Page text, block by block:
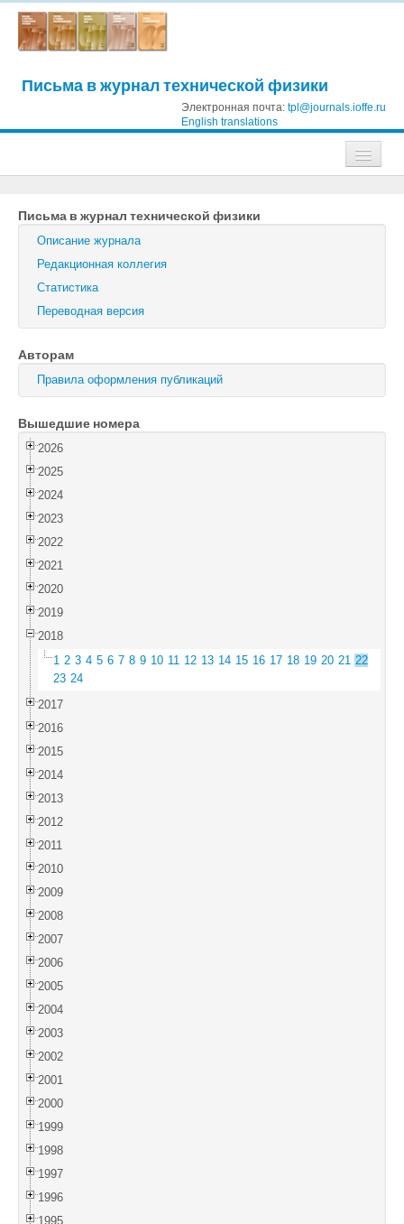
Письма в журнал технической физики
Электронная почта: tpl@journals.ioffe.ru
English translations
Журнал технической физики
Письма в Журнал технической физики
Физика твердого тела
Физика и техника полупроводников
Оптика и спектроскопия
Поиск
Войти
Письма в журнал технической физики
Описание журнала
Редакционная коллегия
Статистика
Переводная версия
Авторам
Правила оформления публикаций
Вышедшие номера
2026
2025
2024
2023
2022
2021
2020
2019
2018
1 2 3 4 5 6 7 8 9 10 11 12 13 14 15 16 17 18 19 20 21 22
23 24
2017
2016
2015
2014
2013
2012
2011
2010
2009
2008
2007
2006
2005
2004
2003
2002
2001
2000
1999
1998
1997
1996
1995